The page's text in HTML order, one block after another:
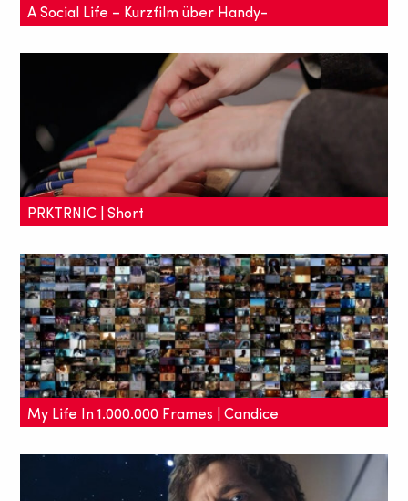
A Social Life – Kurzfilm über Handy-
Meredith sieht gut aus, treibt regelmäßig Sport,
ernährt sich gesund und geht gerne aus. Doch das
vermeintlich tolle Leben lebt sie nur für ihre
Follower.
PRKTRNIC | Short
David Guetta, Calvin Harris und Avicii können
einpacken. Der neue Trend am Electrohimmel ist
knackig, würzig und hat zwei Enden.
My Life In 1.000.000 Frames | Candice
Candice Drouet lässt in "1.000.000 Frames"
fantasievolle Filmkompilationen entstehen.